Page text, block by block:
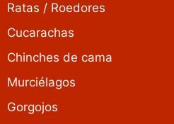
Ratas / Roedores
Cucarachas
Chinches de cama
Murciélagos
Gorgojos